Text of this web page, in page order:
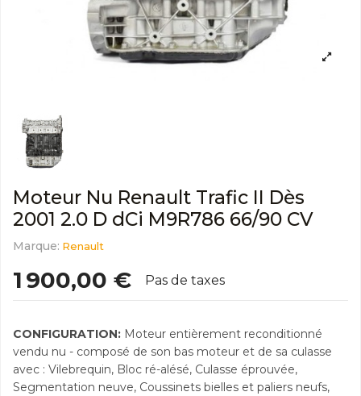
Moteur Nu Renault Trafic II Dès
2001 2.0 D dCi M9R786 66/90 CV
Marque: Renault
1 900,00 € Pas de taxes
CONFIGURATION: Moteur entièrement reconditionné
vendu nu - composé de son bas moteur et de sa culasse
avec : Vilebrequin, Bloc ré-alésé, Culasse éprouvée,
Segmentation neuve, Coussinets bielles et paliers neufs,